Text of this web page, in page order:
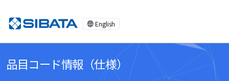
English
品目コード情報（仕様）